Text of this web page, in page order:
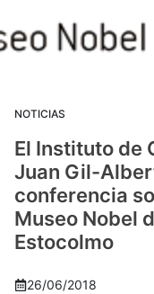
NOTICIAS
El Instituto de
Juan Gil-
conferencia
Museo Nobel
Estocolmo
26/06/2018